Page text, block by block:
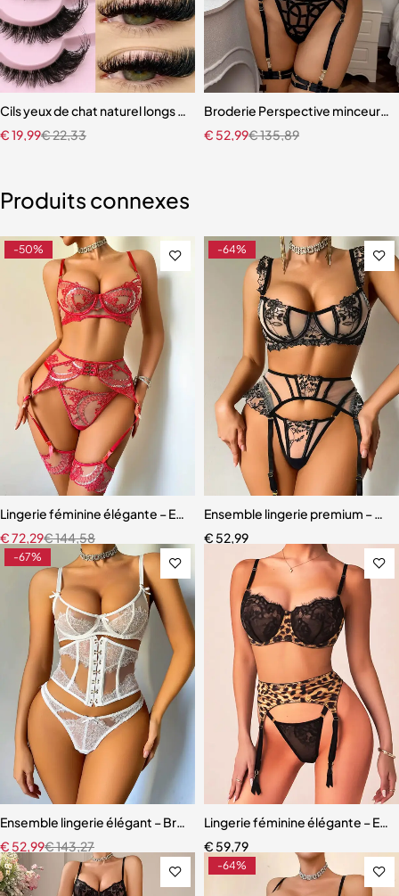
aux, Col en V
Cils yeux de chat naturel longs cils bande claire bout d’oeil ailé
€22,33
€19,99
Broderie Perspective minceur
€135,89
€ 52,99
Produits connexes
-50%
Lingerie féminine élégante – Ensemble avec porte-jarretelles et
€144,58
€72,29
-64%
Ensemble lingerie premium –
€ 52,99
-67%
Ensemble lingerie élégant – Bretelles réglables et dentelle raffinée
€143,27
€ 52,99
Lingerie féminine élégante –
€ 59,79
-64%